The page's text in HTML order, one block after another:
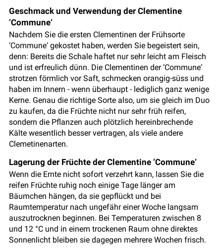
Geschmack und Verwendung der Clementine
‘Commune‘
Nachdem Sie die ersten Clementinen der Frühsorte
‘Commune‘ gekostet haben, werden Sie begeistert sein,
denn: Bereits die Schale haftet nur sehr leicht am Fleisch
und ist erfreulich dünn. Die Clementinen der ‘Commune‘
strotzen förmlich vor Saft, schmecken orangig-süss und
haben im Innern - wenn überhaupt - lediglich ganz wenige
Kerne. Genau die richtige Sorte also, um sie gleich im Duo
zu kaufen, da die Früchte nicht nur sehr früh reifen,
sondern die Pflanzen auch plötzlich hereinbrechende
Kälte wesentlich besser vertragen, als viele andere
Clemetinenarten.
Lagerung der Früchte der Clementine ‘Commune‘
Wenn die Ernte nicht sofort verzehrt kann, lassen Sie die
reifen Früchte ruhig noch einige Tage länger am
Bäumchen hängen, da sie gepflückt und bei
Raumtemperatur nach ungefähr einer Woche langsam
auszutrocknen beginnen. Bei Temperaturen zwischen 8
und 12 °C und in einem trockenen Raum ohne direktes
Sonnenlicht bleiben sie dagegen mehrere Wochen frisch.